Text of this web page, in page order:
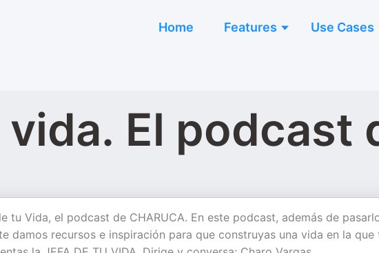
Home Features Use Cases
El podcast
tu Vida, el podcast de CHARUCA. En este podcast, además de
damos recursos e inspiración para que construyas una vida en la que